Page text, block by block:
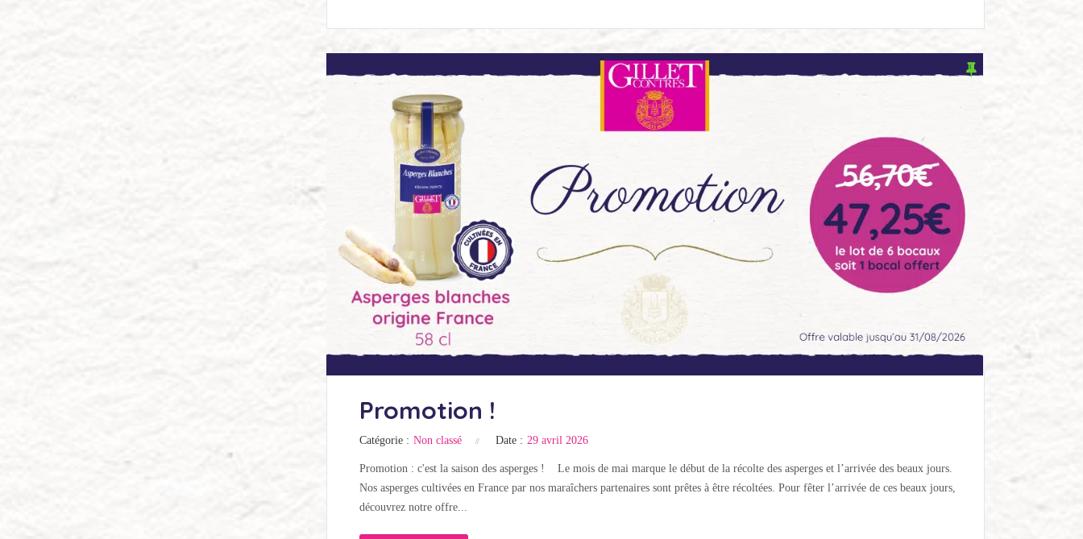
Promotion !
Catégorie : Non classé Date : 29 avril 2026
Promotion : c'est la saison des asperges ! Le mois de mai marque le début de la récolte des asperges et l’arrivée des beaux jours.
Nos asperges cultivées en France par nos maraîchers partenaires sont prêtes à être récoltées. Pour fêter l’arrivée de ces beaux jours,
découvrez notre offre...